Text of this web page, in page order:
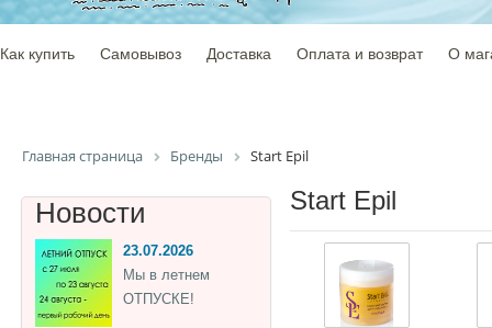
Как купить Самовывоз Доставка Оплата и возврат О
Главная страница Бренды Start Epil
Start Epil
Новости
23.07.2026
Мы в летнем
ОТПУСКЕ!